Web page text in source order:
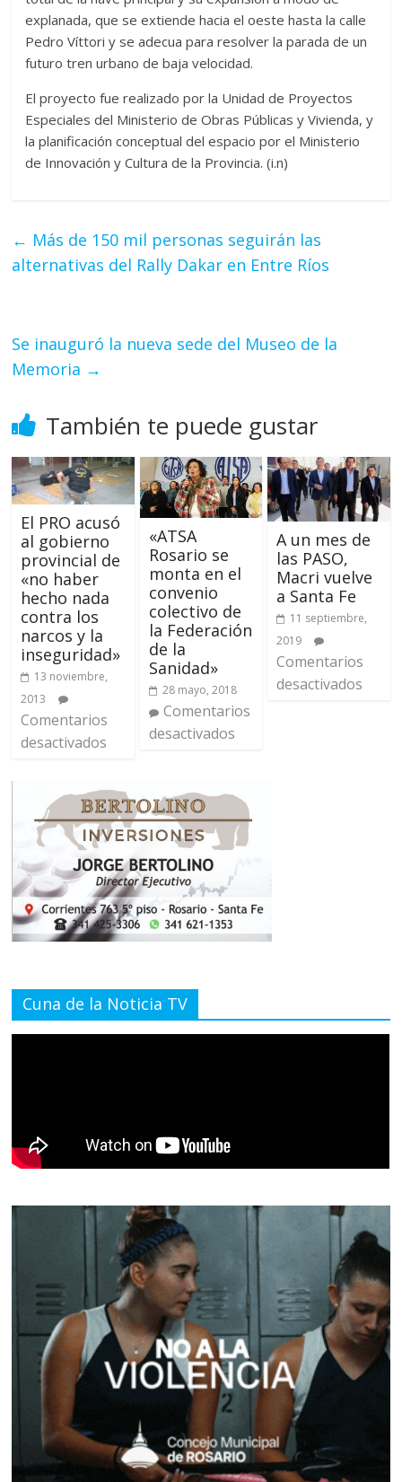
explanada, que se extiende hacia el oeste hasta la calle
Pedro Víttori y se adecua para resolver la parada de un
futuro tren urbano de baja velocidad.
El proyecto fue realizado por la Unidad de Proyectos
Especiales del Ministerio de Obras Públicas y Vivienda, y
la planificación conceptual del espacio por el Ministerio
de Innovación y Cultura de la Provincia. (i.n)
← Más de 150 mil personas seguirán las
alternativas del Rally Dakar en Entre Ríos
Se inauguró la nueva sede del Museo de la
Memoria →
También te puede gustar
El PRO acusó
al gobierno
provincial de
«no haber
hecho nada
contra los
narcos y la
inseguridad»
13 noviembre,
2013
Comentarios
desactivados
«ATSA
Rosario se
monta en el
convenio
colectivo de
la Federación
de la
Sanidad»
28 mayo, 2018
Comentarios
desactivados
A un mes de
las PASO,
Macri vuelve
a Santa Fe
11 septiembre,
2019
Comentarios
desactivados
Cuna de la Noticia TV